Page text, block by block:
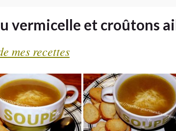
vermicelle et croûtons
mes recettes